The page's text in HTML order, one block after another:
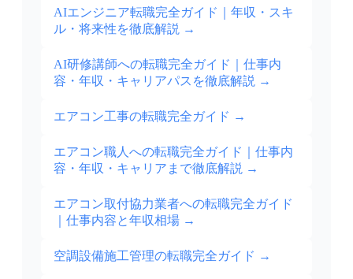
AIエンジニア転職完全ガイド｜年収・スキ
ル・将来性を徹底解説 →
AI研修講師への転職完全ガイド｜仕事内
容・年収・キャリアパスを徹底解説 →
エアコン工事の転職完全ガイド →
エアコン職人への転職完全ガイド｜仕事内
容・年収・キャリアまで徹底解説 →
エアコン取付協力業者への転職完全ガイド
｜仕事内容と年収相場 →
空調設備施工管理の転職完全ガイド →